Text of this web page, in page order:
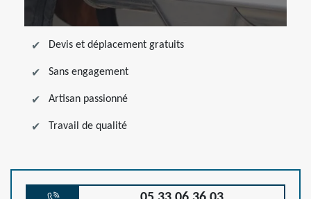
Devis et déplacement gratuits
Sans engagement
Artisan passionné
Travail de qualité